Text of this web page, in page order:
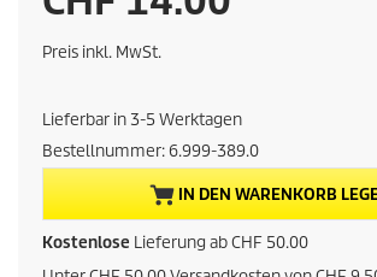
k
u
e
l
Preis inkl. MwSt.
Lieferbar in 3-5 Werktagen
Bestellnummer:6.999-389.0
IN DEN WARENKORB
Kostenlose Lieferung ab CHF 50.00